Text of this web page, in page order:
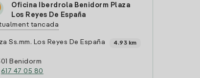
Oficina Iberdrola Benidorm Plaza
Los Reyes De España
tancada
Ss.mm. Los Reyes De España
Benidorm
617 47 05 80
4.93 km